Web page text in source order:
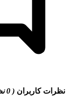
نظرات کاربران ( 0 نظر )